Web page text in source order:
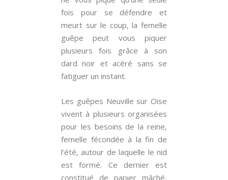
fois pour se défendre et
meurt sur le coup, la femelle
guêpe peut vous piquer
plusieurs fois grâce à son
dard noir et acéré sans se
fatiguer un instant.
Les guêpes Neuville sur Oise
vivent à plusieurs organisées
pour les besoins de la reine,
femelle fécondée à la fin de
l’été, autour de laquelle le nid
est formé. Ce dernier est
constitué de papier mâché,